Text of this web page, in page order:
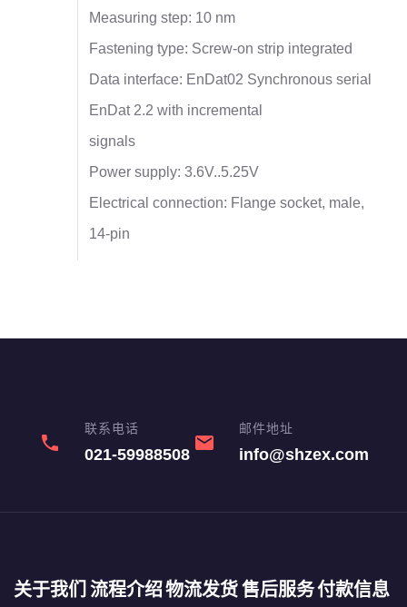
Measuring step: 10 nm
Fastening type: Screw-on strip integrated
Data interface: EnDat02 Synchronous serial
EnDat 2.2 with incremental
signals
Power supply: 3.6V..5.25V
Electrical connection: Flange socket, male,
14-pin
phone
联系电话
021-59988508
email
邮件地址
info@shzex.com
关于我们 流程介绍物流发货售后服务付款信息